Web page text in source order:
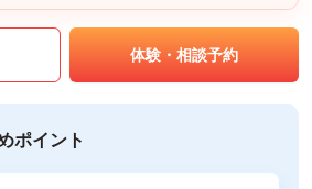
体験・相談予約
ポイント